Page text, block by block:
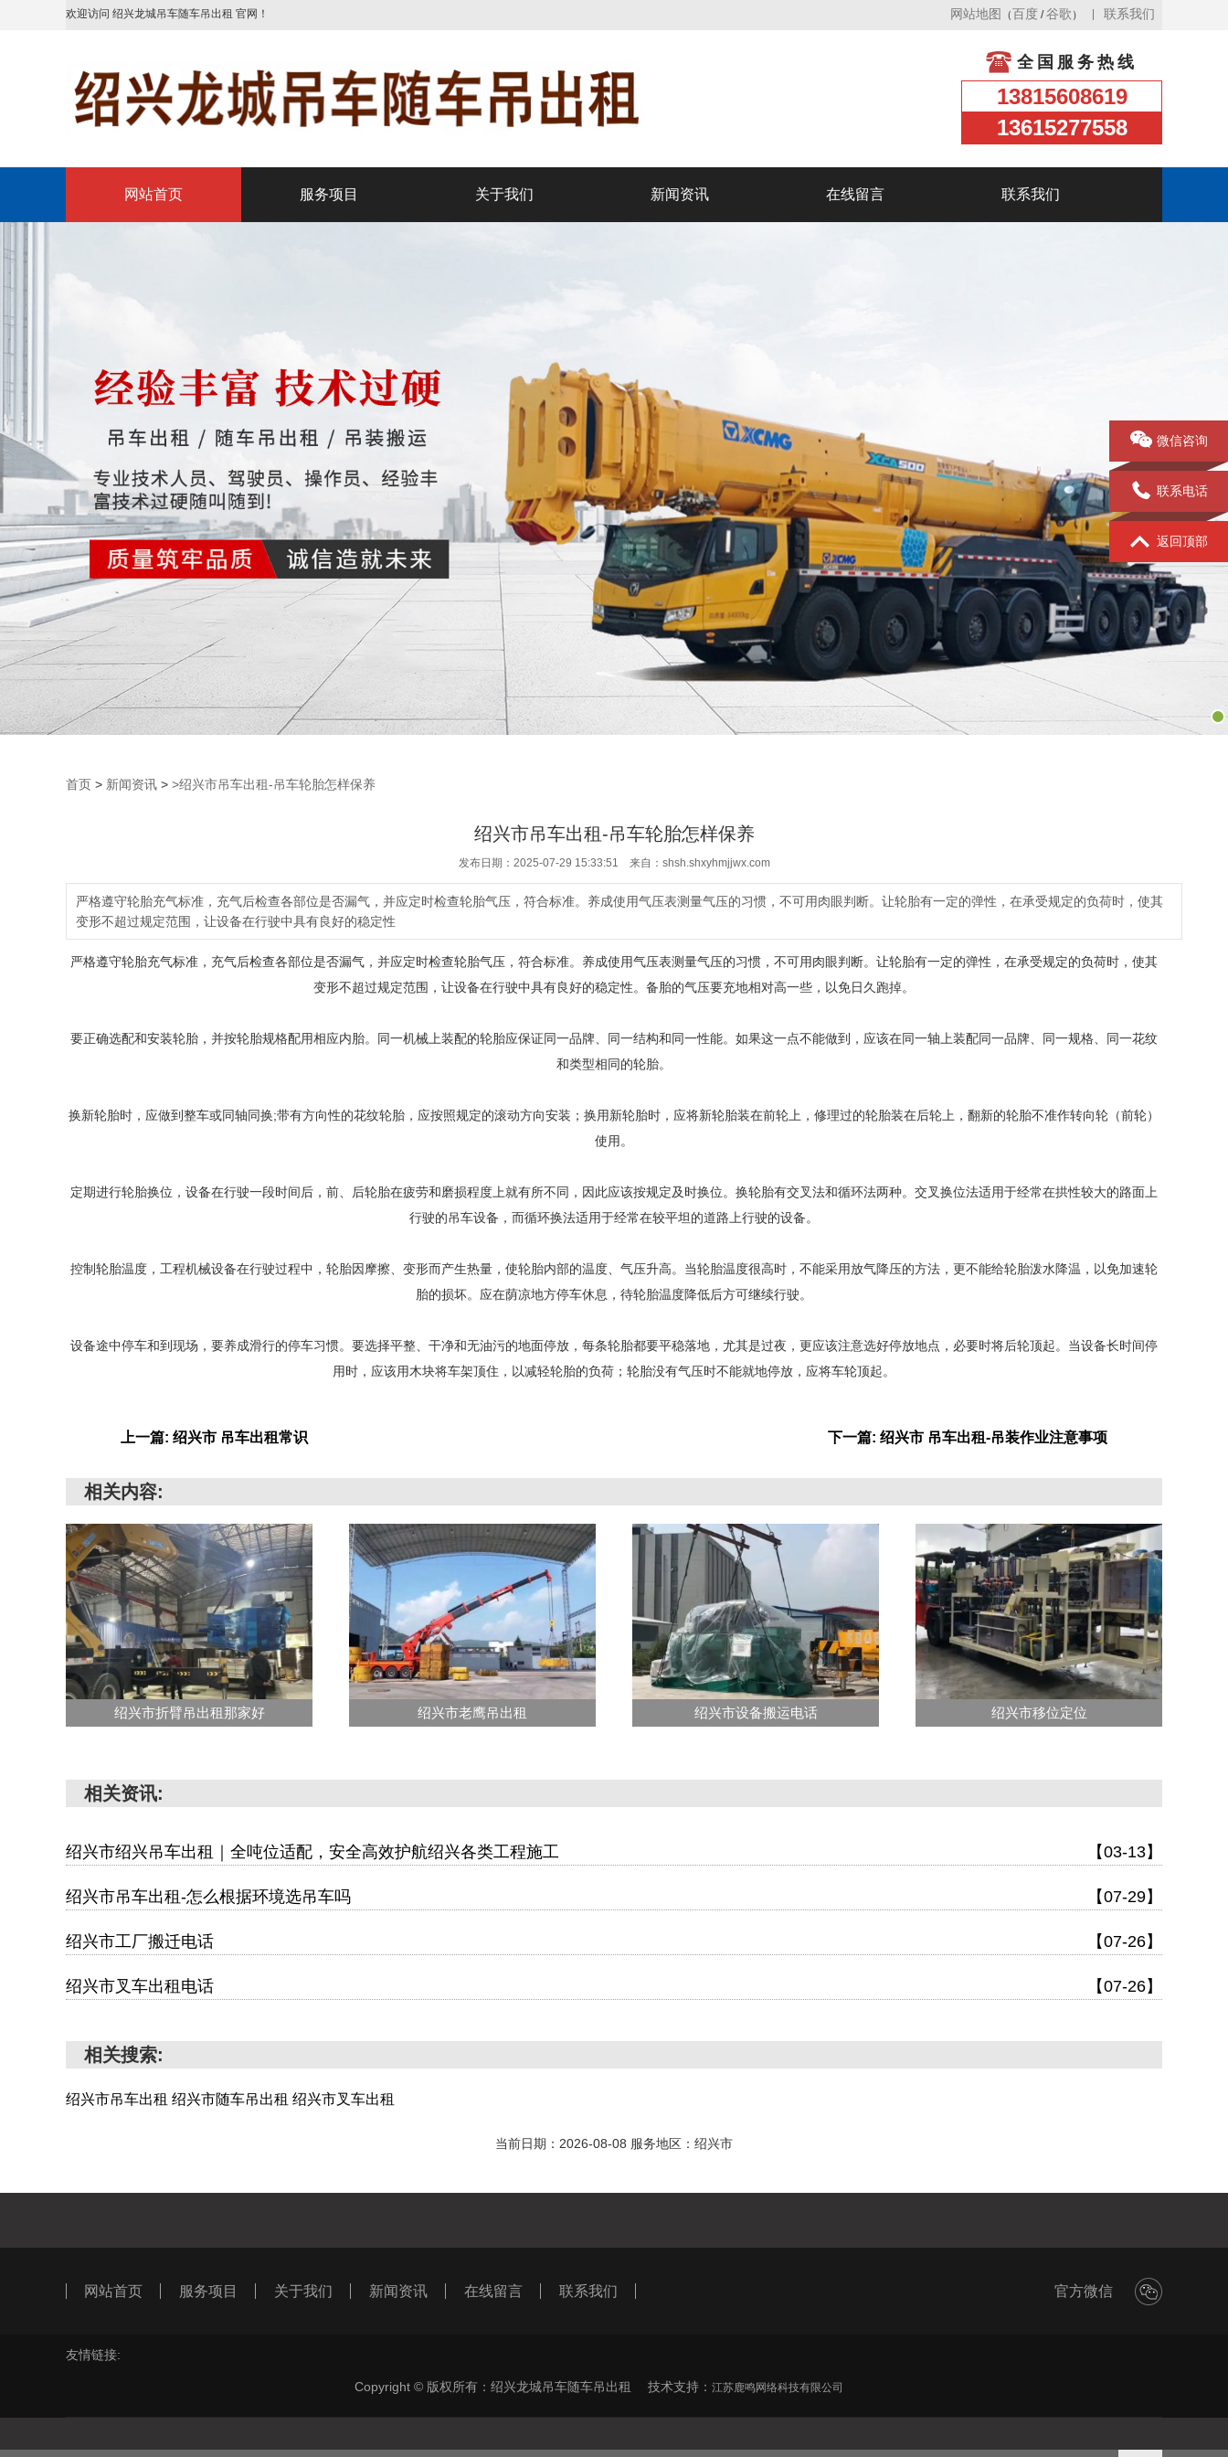
欢迎访问 绍兴龙城吊车随车吊出租 官网！ 网站地图 （百度 /谷歌 ） 联系我们
全国服务热线
13815608619
13615277558
网站首页 服务项目 关于我们 新闻资讯 在线留言 联系我们
首页 > 新闻资讯 > >绍兴市吊车出租-吊车轮胎怎样保养
绍兴市吊车出租-吊车轮胎怎样保养
发布日期：2025-07-29 15:33:51 来自：shsh.shxyhmjjwx.com
严格遵守轮胎充气标准，充气后检查各部位是否漏气，并应定时检查轮胎气压，符合标准。养成使用气压表测量气压的习惯，不可用肉眼判断。让轮胎有一定的弹性，在承受规定的负荷时，使其
变形不超过规定范围，让设备在行驶中具有良好的稳定性
严格遵守轮胎充气标准，充气后检查各部位是否漏气，并应定时检查轮胎气压，符合标准。养成使用气压表测量气压的习惯，不可用肉眼判断。让轮胎有一定的弹性，在承受规定的负荷时，使其
变形不超过规定范围，让设备在行驶中具有良好的稳定性。备胎的气压要充地相对高一些，以免日久跑掉。
要正确选配和安装轮胎，并按轮胎规格配用相应内胎。同一机械上装配的轮胎应保证同一品牌、同一结构和同一性能。如果这一点不能做到，应该在同一轴上装配同一品牌、同一规格、同一花纹
和类型相同的轮胎。
换新轮胎时，应做到整车或同轴同换;带有方向性的花纹轮胎，应按照规定的滚动方向安装；换用新轮胎时，应将新轮胎装在前轮上，修理过的轮胎装在后轮上，翻新的轮胎不准作转向轮（前轮）
使用。
定期进行轮胎换位，设备在行驶一段时间后，前、后轮胎在疲劳和磨损程度上就有所不同，因此应该按规定及时换位。换轮胎有交叉法和循环法两种。交叉换位法适用于经常在拱性较大的路面上
行驶的吊车设备，而循环换法适用于经常在较平坦的道路上行驶的设备。
控制轮胎温度，工程机械设备在行驶过程中，轮胎因摩擦、变形而产生热量，使轮胎内部的温度、气压升高。当轮胎温度很高时，不能采用放气降压的方法，更不能给轮胎泼水降温，以免加速轮
胎的损坏。应在荫凉地方停车休息，待轮胎温度降低后方可继续行驶。
设备途中停车和到现场，要养成滑行的停车习惯。要选择平整、干净和无油污的地面停放，每条轮胎都要平稳落地，尤其是过夜，更应该注意选好停放地点，必要时将后轮顶起。当设备长时间停
用时，应该用木块将车架顶住，以减轻轮胎的负荷；轮胎没有气压时不能就地停放，应将车轮顶起。
上一篇: 绍兴市 吊车出租常识 下一篇: 绍兴市 吊车出租-吊装作业注意事项
相关内容:
绍兴市折臂吊出租那家好 绍兴市老鹰吊出租 绍兴市设备搬运电话 绍兴市移位定位
相关资讯:
绍兴市绍兴吊车出租｜全吨位适配，安全高效护航绍兴各类工程施工 【03-13】
绍兴市吊车出租-怎么根据环境选吊车吗 【07-29】
绍兴市工厂搬迁电话 【07-26】
绍兴市叉车出租电话 【07-26】
相关搜索:
绍兴市吊车出租 绍兴市随车吊出租 绍兴市叉车出租
当前日期：2026-08-08 服务地区：绍兴市
网站首页 服务项目 关于我们 新闻资讯 在线留言 联系我们 官方微信
友情链接:
Copyright © 版权所有：绍兴龙城吊车随车吊出租 技术支持： 江苏鹿鸣网络科技有限公司
微信咨询
联系电话
返回顶部